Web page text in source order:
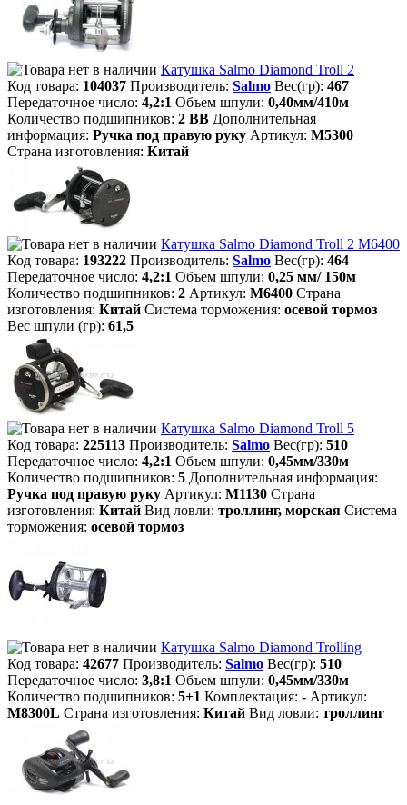
Катушка Salmo Diamond Troll 2
Код товара: 104037 Производитель: Salmo Вес(гр): 467
Передаточное число: 4,2:1 Объем шпули: 0,40мм/410м
Количество подшипников: 2 BB Дополнительная
информация: Ручка под правую руку Артикул: M5300
Страна изготовления: Китай
Катушка Salmo Diamond Troll 2 M6400
Код товара: 193222 Производитель: Salmo Вес(гр): 464
Передаточное число: 4,2:1 Объем шпули: 0,25 мм/ 150м
Количество подшипников: 2 Артикул: M6400 Страна
изготовления: Китай Система торможения: осевой тормоз
Вес шпули (гр): 61,5
Катушка Salmo Diamond Troll 5
Код товара: 225113 Производитель: Salmo Вес(гр): 510
Передаточное число: 4,2:1 Объем шпули: 0,45мм/330м
Количество подшипников: 5 Дополнительная информация:
Ручка под правую руку Артикул: M1130 Страна
изготовления: Китай Вид ловли: троллинг, морская Система
торможения: осевой тормоз
Катушка Salmo Diamond Trolling
Код товара: 42677 Производитель: Salmo Вес(гр): 510
Передаточное число: 3,8:1 Объем шпули: 0,45мм/330м
Количество подшипников: 5+1 Комплектация: - Артикул:
M8300L Страна изготовления: Китай Вид ловли: троллинг